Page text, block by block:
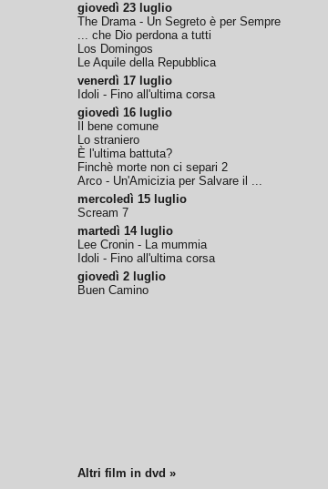
giovedì 23 luglio
The Drama - Un Segreto è per Sempre
... che Dio perdona a tutti
Los Domingos
Le Aquile della Repubblica
venerdì 17 luglio
Idoli - Fino all'ultima corsa
giovedì 16 luglio
Il bene comune
Lo straniero
È l'ultima battuta?
Finchè morte non ci separi 2
Arco - Un'Amicizia per Salvare il ...
mercoledì 15 luglio
Scream 7
martedì 14 luglio
Lee Cronin - La mummia
Idoli - Fino all'ultima corsa
giovedì 2 luglio
Buen Camino
Altri film in dvd »